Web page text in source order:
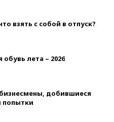
взять с собой в отпуск?
лета – 2026
добившиеся
попытки